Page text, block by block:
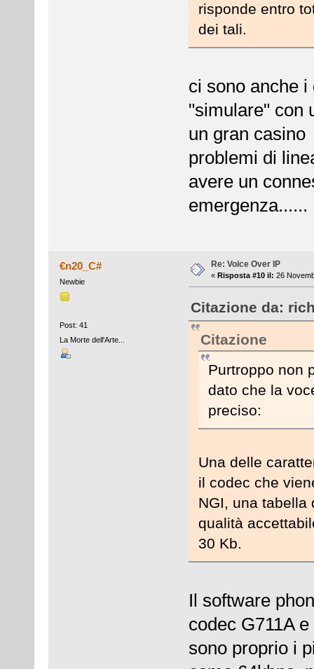
risponde entro
dei tali.
ci sono anche
"simulare" con
un gran
problemi di
avere un
emergenza......
€n20_C#
Newbie
Post: 41
La Morte dell'Arte...
Re: Voice Over IP
« Risposta #10 il: 26
Citazione da:
Citazione
Purtroppo non
dato che la
preciso:
Una delle
il codec che
NGI, una tabella
qualità
30 Kb.
Il software
codec G711A
sono proprio i